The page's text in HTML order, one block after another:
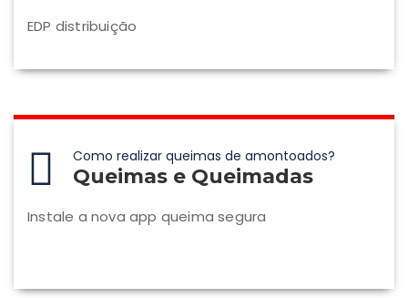
EDP distribuição
Como realizar queimas de amontoados?
Queimas e Queimadas
Instale a nova app queima segura